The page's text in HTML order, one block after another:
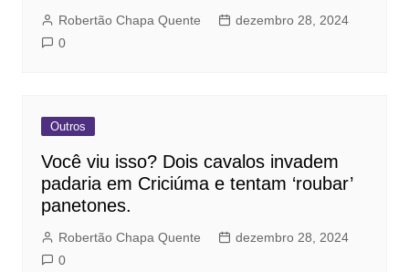
Robertão Chapa Quente
dezembro 28, 2024
0
Outros
Você viu isso? Dois cavalos invadem
padaria em Criciúma e tentam ‘roubar’
panetones.
Robertão Chapa Quente
dezembro 28, 2024
0